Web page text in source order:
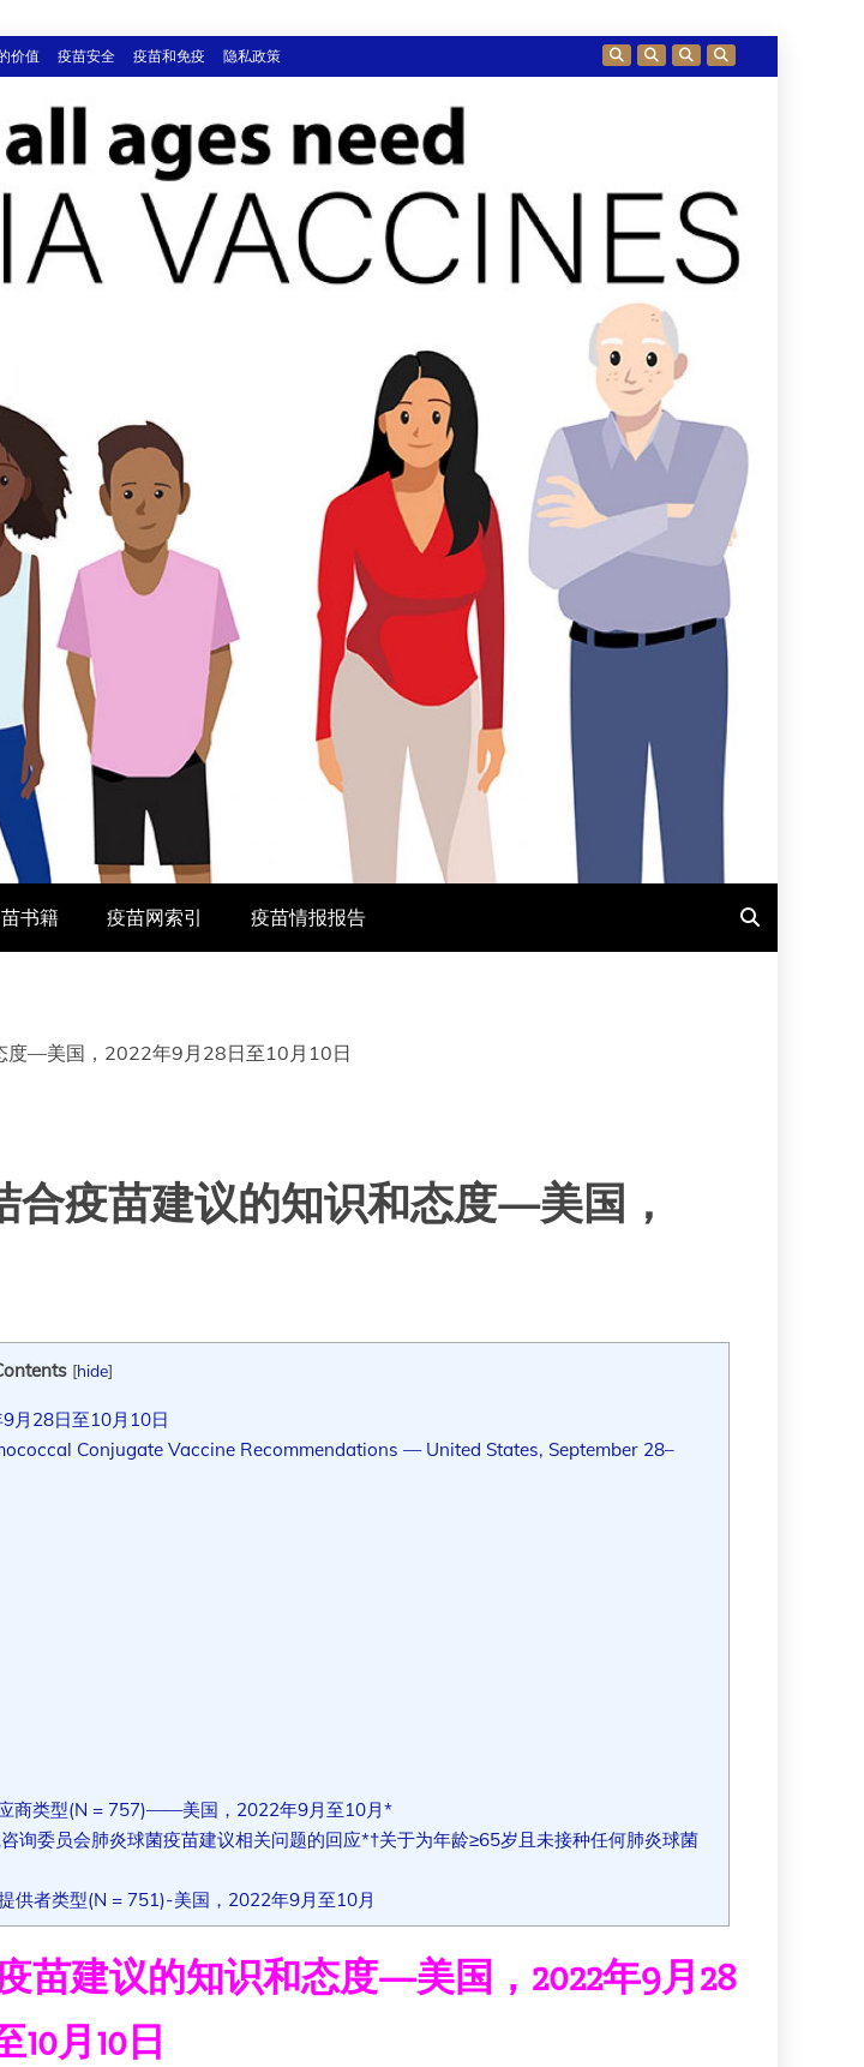
价值 疫苗安全 疫苗和免疫 隐私政策
书籍 疫苗网索引 疫苗情报报告
度—美国，2022年9月28日至10月10日
疫苗建议的知识和态度—美国，
[hide]
月28日至10月10日
Conjugate Vaccine Recommendations — United States, September 28–
商类型(N = 757)——美国，2022年9月至10月*
询委员会肺炎球菌疫苗建议相关问题的回应*†关于为年龄≥65岁且未接种任何肺炎球菌
供者类型(N = 751)-美国，2022年9月至10月
苗建议的知识和态度—美国，2022年9月28
10月10日